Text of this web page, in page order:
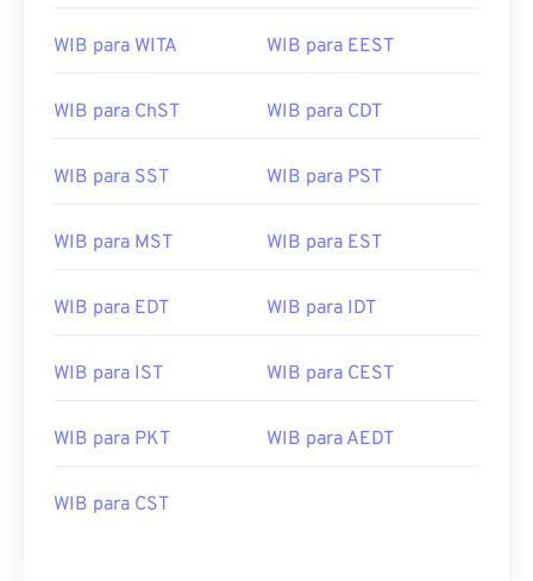
WIB para WITA WIB para EEST
WIB para ChST WIB para CDT
WIB para SST WIB para PST
WIB para MST WIB para EST
WIB para EDT WIB para IDT
WIB para IST WIB para CEST
WIB para PKT WIB para AEDT
WIB para CST